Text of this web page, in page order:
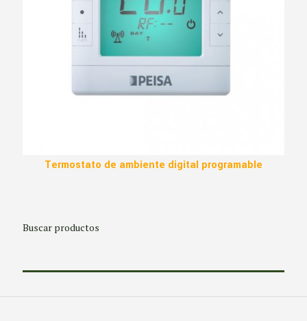
Termostato de ambiente digital programable
Buscar productos